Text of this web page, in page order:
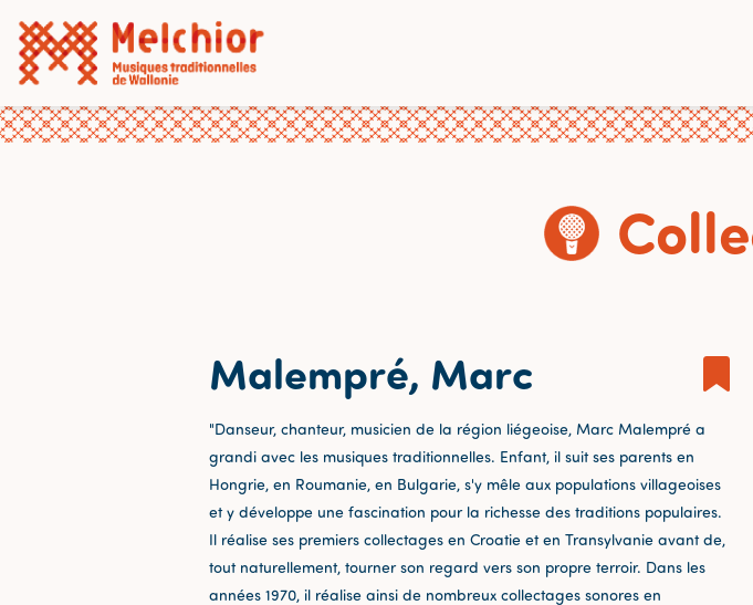
Malempré, Marc
"Danseur, chanteur, musicien de la région liégeoise, Marc Malempré a
grandi avec les musiques traditionnelles. Enfant, il suit ses parents en
Hongrie, en Roumanie, en Bulgarie, s'y mêle aux populations villageoises
et y développe une fascination pour la richesse des traditions populaires.
Il réalise ses premiers collectages en Croatie et en Transylvanie avant de,
tout naturellement, tourner son regard vers son propre terroir. Dans les
années 1970, il réalise ainsi de nombreux collectages sonores en